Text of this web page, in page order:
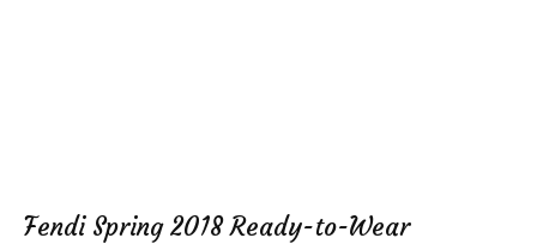
Fendi Spring 2018 Ready-to-Wear